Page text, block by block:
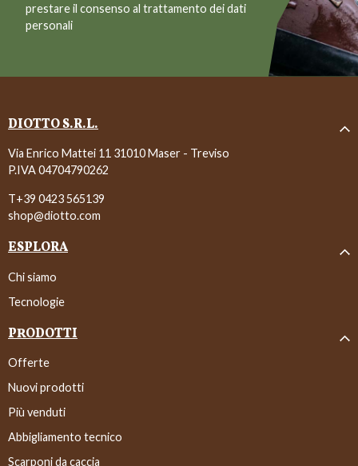
prestare il consenso al trattamento dei dati
personali
DIOTTO S.R.L.
Via Enrico Mattei 11 31010 Maser - Treviso
P.IVA 04704790262
T+39 0423 565139
shop@diotto.com
ESPLORA
Chi siamo
Tecnologie
PRODOTTI
Offerte
Nuovi prodotti
Più venduti
Abbigliamento tecnico
Scarponi da caccia